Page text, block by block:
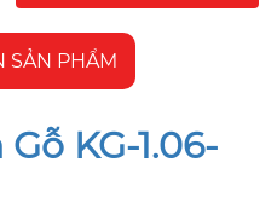
SẢN PHẨM
KG-1.06-